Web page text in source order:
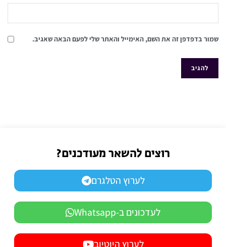
שמור בדפדפן זה את השם, האימייל והאתר שלי לפעם הבאה שאגיב.
רוצים להשאר מעודכנים?
לערוץ הטלגרם
לעדכונים ב-Whatsapp
לערוץ היוטיוב